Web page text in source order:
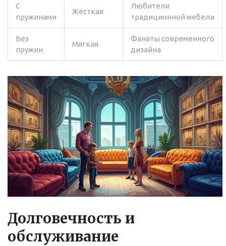
С
пружинами
Жесткая
Любители
традиционной мебели
Без
пружин
Мягкая
Фанаты современного
дизайна
Долговечность и
обслуживание